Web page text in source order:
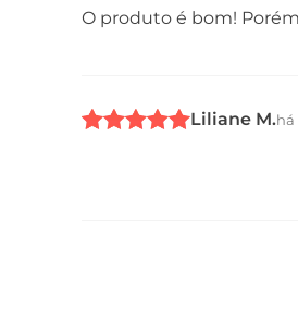
O produto é bom!
Liliane M.há